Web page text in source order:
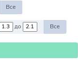
Все
до Все